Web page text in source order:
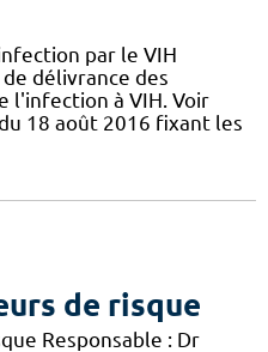
par le VIH
délivrance des
l'infection à VIH. Voir
18 août 2016 fixant les
de risque
Responsable : Dr